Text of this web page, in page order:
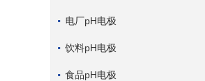
电厂pH电极
饮料pH电极
食品pH电极